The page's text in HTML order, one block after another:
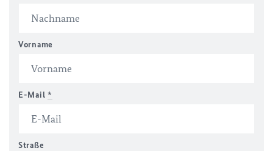
Vorname
E-Mail *
Straße